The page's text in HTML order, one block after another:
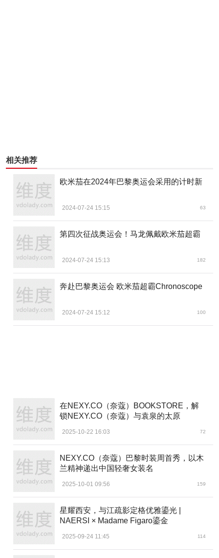
相关推荐
欧米茄在2024年巴黎奥运会采用的计时新
2024-07-24 15:15 63
第四次征战奥运会！马龙佩戴欧米茄超霸
2024-07-24 15:13 182
奔赴巴黎奥运会 欧米茄超霸Chronoscope
2024-07-24 15:12 100
在NEXY.CO（奈蔻）BOOKSTORE，解
锁NEXY.CO（奈蔻）与袁泉的太原
2025-10-22 16:03 72
NEXY.CO（奈蔻）巴黎时装周首秀，以木
兰精神递出中国轻奢女装名
2025-10-01 09:56 159
星耀西安，与江疏影定格优雅鎏光 |
NAERSI × Madame Figaro鎏金
2025-09-24 11:45 114